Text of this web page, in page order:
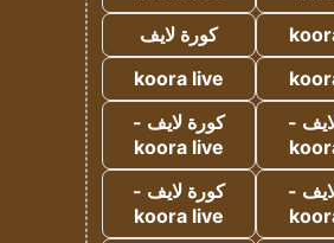
كورة لايف
koora live
-
كورة لايف -
koora live
-
كورة لايف -
koora live